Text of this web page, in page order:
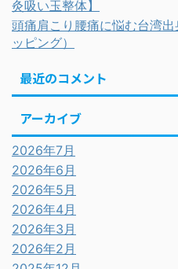
灸吸い玉整体】
頭痛肩こり腰痛に悩む台湾
ッピング）
最近のコメント
アーカイブ
2026年7月
2026年6月
2026年5月
2026年4月
2026年3月
2026年2月